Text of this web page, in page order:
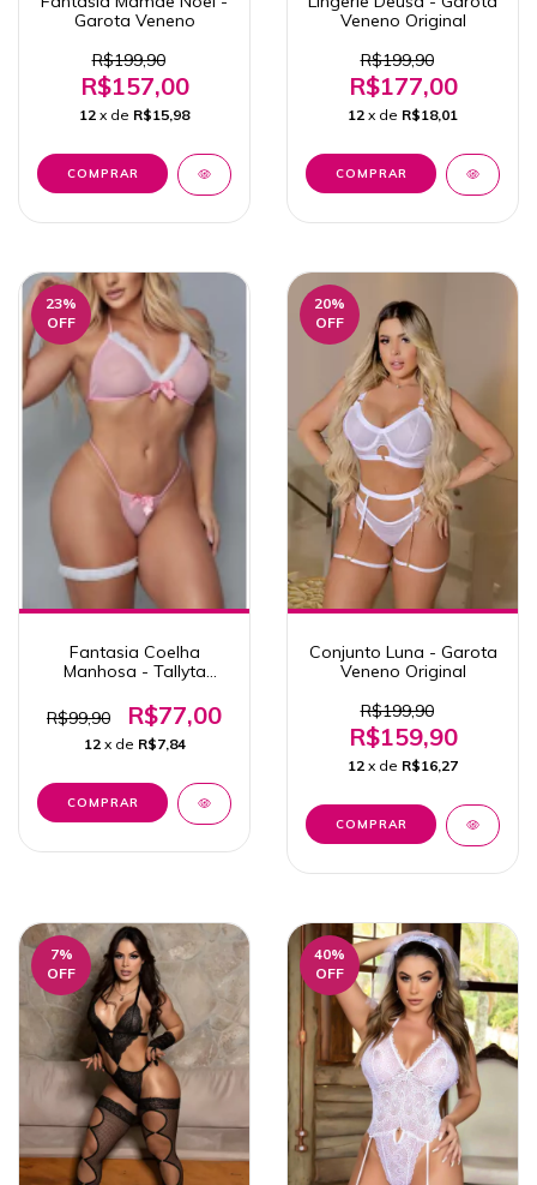
Garota Veneno
R$199,90
R$157,00
12 x de R$15,98
COMPRAR
Veneno Original
R$199,90
R$177,00
12 x de R$18,01
COMPRAR
23%
OFF
Fantasia Coelha
Manhosa - Tallyta
R$99,90
R$77,00
12 x de R$7,84
20%
OFF
Conjunto Luna - Garota
Veneno Original
R$199,90
R$159,90
12 x de R$16,27
COMPRAR
7%
OFF
40%
OFF